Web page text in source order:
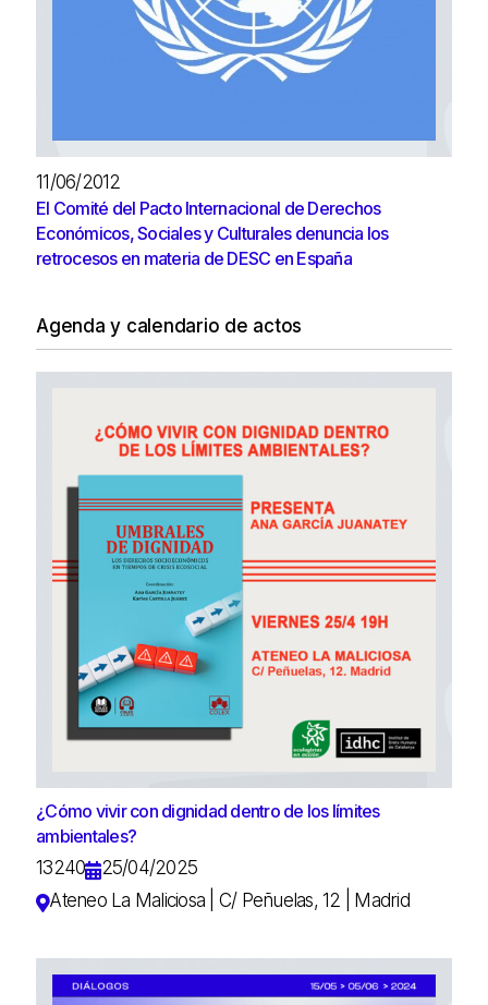
11/06/2012
El Comité del Pacto Internacional de Derechos
Económicos, Sociales y Culturales denuncia los
retrocesos en materia de DESC en España
Agenda y calendario de actos
¿Cómo vivir con dignidad dentro de los límites
ambientales?
13240
25/04/2025
Ateneo La Maliciosa | C/ Peñuelas, 12 | Madrid